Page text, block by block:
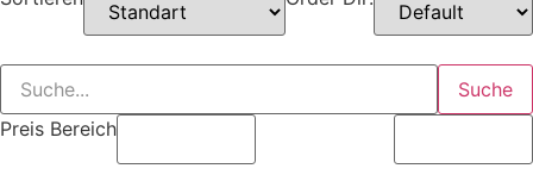
Suche
Preis Bereich